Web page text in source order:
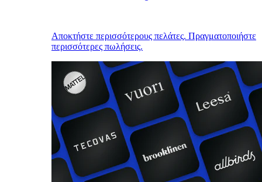
Αποκτήστε περισσότερους πελάτες. Πραγματοποιήστε
περισσότερες πωλήσεις.